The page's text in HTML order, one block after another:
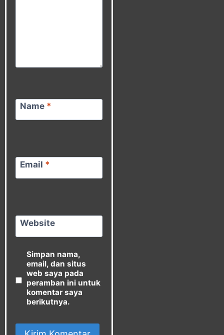
Name *
Email *
Website
Simpan nama,
email, dan situs
web saya pada
peramban ini untuk
komentar saya
berikutnya.